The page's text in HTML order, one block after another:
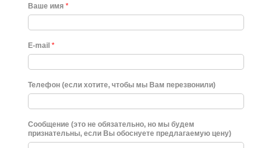
Ваше имя *
E-mail *
Телефон (если хотите, чтобы мы Вам перезвонили)
Сообщение (это не обязательно, но мы будем
признательны, если Вы обоснуете предлагаемую цену)